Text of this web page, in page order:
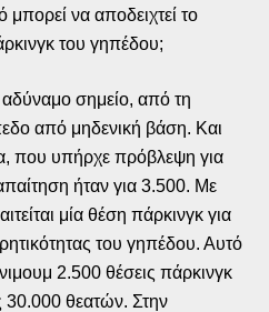
να αποδειχτεί το
του γηπέδου;
σημείο, από τη
από μηδενική βάση. Και
που υπήρχε πρόβλεψη για
ήταν για 3.500. Με
μία θέση πάρκινγκ για
του γηπέδου. Αυτό
2.500 θέσεις πάρκινγκ
30.000 θεατών. Στην